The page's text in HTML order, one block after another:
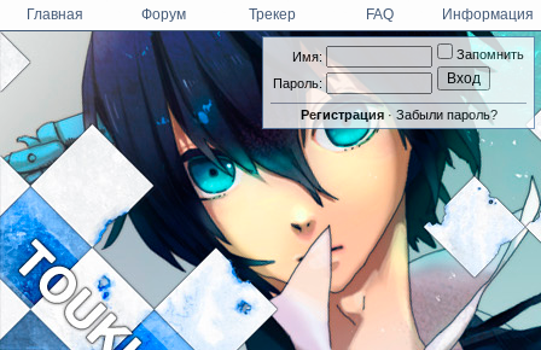
Имя:
Пароль:
Запомнить
Регистрация· Забыли пароль?
Главная Форум Трекер FAQ Информация